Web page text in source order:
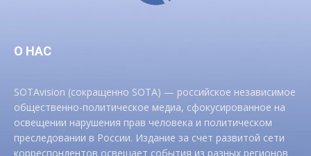
О НАС
SOTAvision (сокращенно SOTA) — российское независимое
общественно-политическое медиа, сфокусированное на
освещении нарушения прав человека и политическом
преследовании в России. Издание за счет развитой сети
корреспондентов освещает события из разных регионов